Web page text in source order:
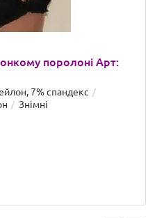
поролоні Арт:
7% спандекс
Знімні